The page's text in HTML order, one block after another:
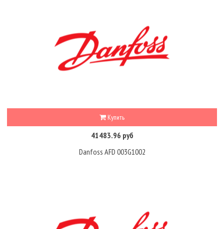
Купить
41483.96 руб
Danfoss AFD 003G1002